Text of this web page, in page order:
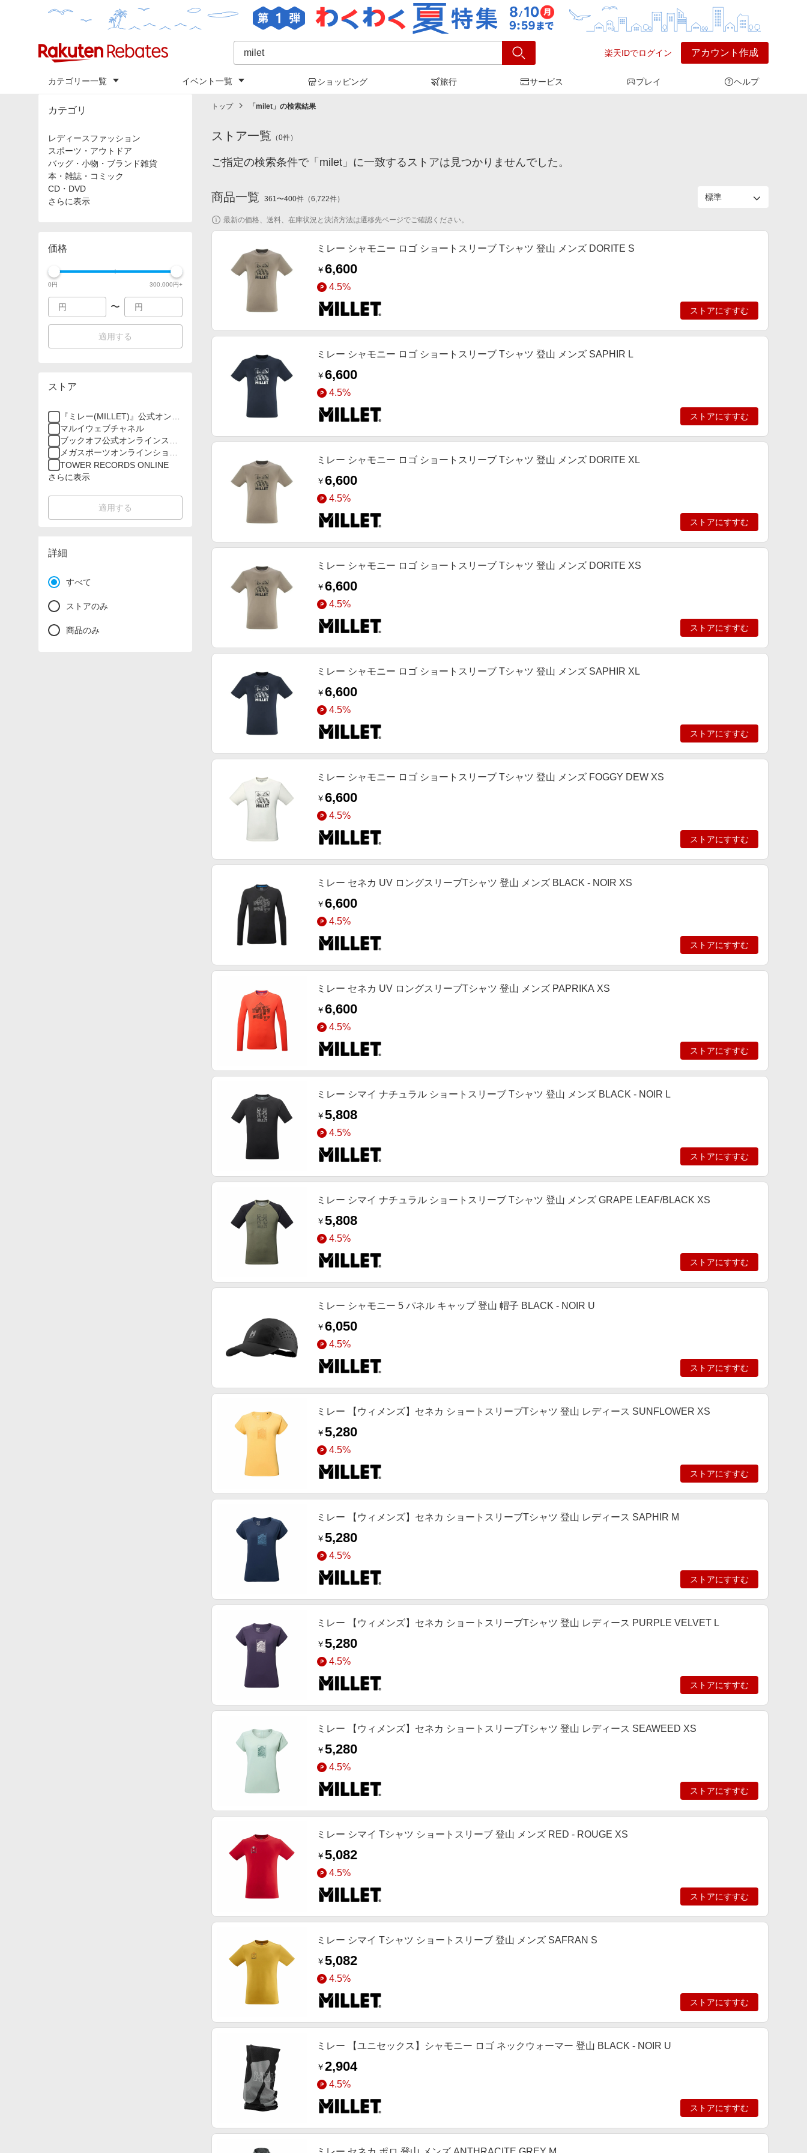
楽天IDでログイン アカウント作成
カテゴリー一覧 イベント一覧 ショッピング 旅行 サービス プレイ ヘルプ
カテゴリ
レディースファッション
スポーツ・アウトドア
バッグ・小物・ブランド雑貨
本・雑誌・コミック
CD・DVD
さらに表示
価格
0円 300,000円+
〜
適用する
ストア
『ミレー(MILLET)』公式オンラ
インストア
マルイウェブチャネル
ブックオフ公式オンラインスト
ア
メガスポーツオンラインショッ
プ
TOWER RECORDS ONLINE
さらに表示
適用する
詳細
すべて
ストアのみ
商品のみ
トップ 「 milet 」の検索結果
ストア一覧 （0件）
ご指定の検索条件で「milet」に一致するストアは見つかりませんでした。
商品一覧 361〜400件 （6,722件）
最新の価格、送料、在庫状況と決済方法は遷移先ページでご確認ください。
ミレー シャモニー ロゴ ショートスリーブ Tシャツ 登山 メンズ DORITE S
￥6,600
4.5%
ストアにすすむ
ミレー シャモニー ロゴ ショートスリーブ Tシャツ 登山 メンズ SAPHIR L
￥6,600
4.5%
ストアにすすむ
ミレー シャモニー ロゴ ショートスリーブ Tシャツ 登山 メンズ DORITE XL
￥6,600
4.5%
ストアにすすむ
ミレー シャモニー ロゴ ショートスリーブ Tシャツ 登山 メンズ DORITE XS
￥6,600
4.5%
ストアにすすむ
ミレー シャモニー ロゴ ショートスリーブ Tシャツ 登山 メンズ SAPHIR XL
￥6,600
4.5%
ストアにすすむ
ミレー シャモニー ロゴ ショートスリーブ Tシャツ 登山 メンズ FOGGY DEW XS
￥6,600
4.5%
ストアにすすむ
ミレー セネカ UV ロングスリーブTシャツ 登山 メンズ BLACK - NOIR XS
￥6,600
4.5%
ストアにすすむ
ミレー セネカ UV ロングスリーブTシャツ 登山 メンズ PAPRIKA XS
￥6,600
4.5%
ストアにすすむ
ミレー シマイ ナチュラル ショートスリーブ Tシャツ 登山 メンズ BLACK - NOIR L
￥5,808
4.5%
ストアにすすむ
ミレー シマイ ナチュラル ショートスリーブ Tシャツ 登山 メンズ GRAPE LEAF/BLACK XS
￥5,808
4.5%
ストアにすすむ
ミレー シャモニー 5 パネル キャップ 登山 帽子 BLACK - NOIR U
￥6,050
4.5%
ストアにすすむ
ミレー 【ウィメンズ】セネカ ショートスリーブTシャツ 登山 レディース SUNFLOWER XS
￥5,280
4.5%
ストアにすすむ
ミレー 【ウィメンズ】セネカ ショートスリーブTシャツ 登山 レディース SAPHIR M
￥5,280
4.5%
ストアにすすむ
ミレー 【ウィメンズ】セネカ ショートスリーブTシャツ 登山 レディース PURPLE VELVET L
￥5,280
4.5%
ストアにすすむ
ミレー 【ウィメンズ】セネカ ショートスリーブTシャツ 登山 レディース SEAWEED XS
￥5,280
4.5%
ストアにすすむ
ミレー シマイ Tシャツ ショートスリーブ 登山 メンズ RED - ROUGE XS
￥5,082
4.5%
ストアにすすむ
ミレー シマイ Tシャツ ショートスリーブ 登山 メンズ SAFRAN S
￥5,082
4.5%
ストアにすすむ
ミレー 【ユニセックス】シャモニー ロゴ ネックウォーマー 登山 BLACK - NOIR U
￥2,904
4.5%
ストアにすすむ